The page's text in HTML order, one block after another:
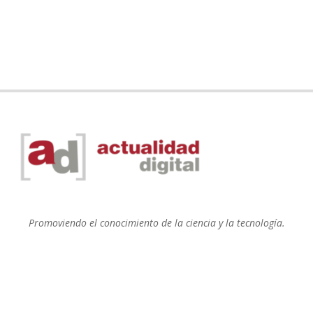
Promoviendo el conocimiento de la ciencia y la tecnología.